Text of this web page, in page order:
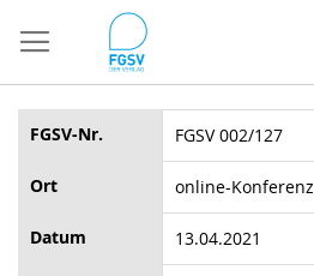
zum
Inhalt
FGSV-Nr. FGSV 002/127
Ort online-Konferenz
Datum 13.04.2021